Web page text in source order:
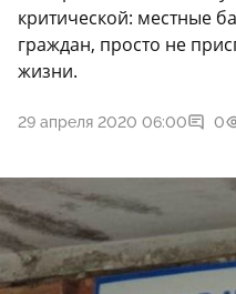
критической: местные
граждан, просто не
жизни.
29 апреля 2020 06:00 0